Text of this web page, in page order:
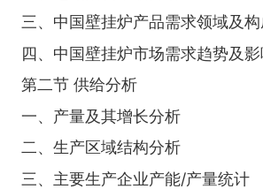
三、中国壁挂炉产品需求领域及
四、中国壁挂炉市场需求趋势及
第二节 供给分析
一、产量及其增长分析
二、生产区域结构分析
三、主要生产企业产能/产量统计